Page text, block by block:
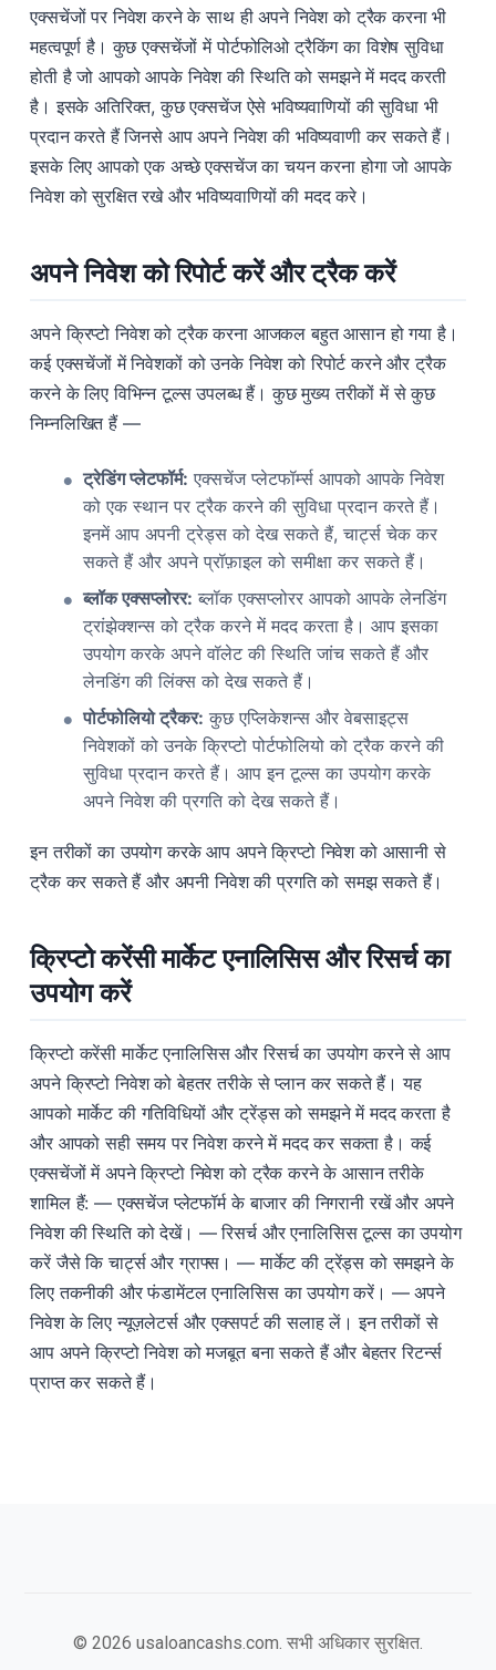
एक्सचेंजों पर निवेश करने के साथ ही अपने निवेश को ट्रैक करना भी
महत्वपूर्ण है। कुछ एक्सचेंजों में पोर्टफोलिओ ट्रैकिंग का विशेष सुविधा
होती है जो आपको आपके निवेश की स्थिति को समझने में मदद करती
है। इसके अतिरिक्त, कुछ एक्सचेंज ऐसे भविष्यवाणियों की सुविधा भी
प्रदान करते हैं जिनसे आप अपने निवेश की भविष्यवाणी कर सकते हैं।
इसके लिए आपको एक अच्छे एक्सचेंज का चयन करना होगा जो आपके
निवेश को सुरक्षित रखे और भविष्यवाणियों की मदद करे।
अपने निवेश को रिपोर्ट करें और ट्रैक करें
अपने क्रिप्टो निवेश को ट्रैक करना आजकल बहुत आसान हो गया है।
कई एक्सचेंजों में निवेशकों को उनके निवेश को रिपोर्ट करने और ट्रैक
करने के लिए विभिन्न टूल्स उपलब्ध हैं। कुछ मुख्य तरीकों में से कुछ
निम्नलिखित हैं —
ट्रेडिंग प्लेटफॉर्म: एक्सचेंज प्लेटफॉर्म्स आपको आपके निवेश
को एक स्थान पर ट्रैक करने की सुविधा प्रदान करते हैं।
इनमें आप अपनी ट्रेड्स को देख सकते हैं, चार्ट्स चेक कर
सकते हैं और अपने प्रॉफ़ाइल को समीक्षा कर सकते हैं।
ब्लॉक एक्सप्लोरर: ब्लॉक एक्सप्लोरर आपको आपके लेनडिंग
ट्रांझेक्शन्स को ट्रैक करने में मदद करता है। आप इसका
उपयोग करके अपने वॉलेट की स्थिति जांच सकते हैं और
लेनडिंग की लिंक्स को देख सकते हैं।
पोर्टफोलियो ट्रैकर: कुछ एप्लिकेशन्स और वेबसाइट्स
निवेशकों को उनके क्रिप्टो पोर्टफोलियो को ट्रैक करने की
सुविधा प्रदान करते हैं। आप इन टूल्स का उपयोग करके
अपने निवेश की प्रगति को देख सकते हैं।
इन तरीकों का उपयोग करके आप अपने क्रिप्टो निवेश को आसानी से
ट्रैक कर सकते हैं और अपनी निवेश की प्रगति को समझ सकते हैं।
क्रिप्टो करेंसी मार्केट एनालिसिस और रिसर्च का
उपयोग करें
क्रिप्टो करेंसी मार्केट एनालिसिस और रिसर्च का उपयोग करने से आप
अपने क्रिप्टो निवेश को बेहतर तरीके से प्लान कर सकते हैं। यह
आपको मार्केट की गतिविधियों और ट्रेंड्स को समझने में मदद करता है
और आपको सही समय पर निवेश करने में मदद कर सकता है। कई
एक्सचेंजों में अपने क्रिप्टो निवेश को ट्रैक करने के आसान तरीके
शामिल हैं: — एक्सचेंज प्लेटफॉर्म के बाजार की निगरानी रखें और अपने
निवेश की स्थिति को देखें। — रिसर्च और एनालिसिस टूल्स का उपयोग
करें जैसे कि चार्ट्स और ग्राफ्स। — मार्केट की ट्रेंड्स को समझने के
लिए तकनीकी और फंडामेंटल एनालिसिस का उपयोग करें। — अपने
निवेश के लिए न्यूज़लेटर्स और एक्सपर्ट की सलाह लें। इन तरीकों से
आप अपने क्रिप्टो निवेश को मजबूत बना सकते हैं और बेहतर रिटर्न्स
प्राप्त कर सकते हैं।
© 2026 usaloancashs.com. सभी अधिकार सुरक्षित.